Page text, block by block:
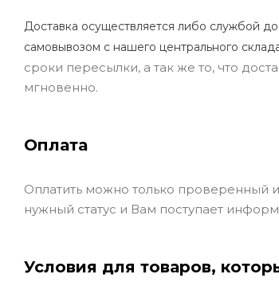
Доставка осуществляется либо службой
самовывозом с нашего центрального
сроки пересылки, а так же то, что
мгновенно.
Оплата
Оплатить можно только проверенный
нужный статус и Вам поступает
Условия для товаров,